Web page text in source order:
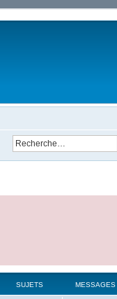
SUJETS MESSAGES